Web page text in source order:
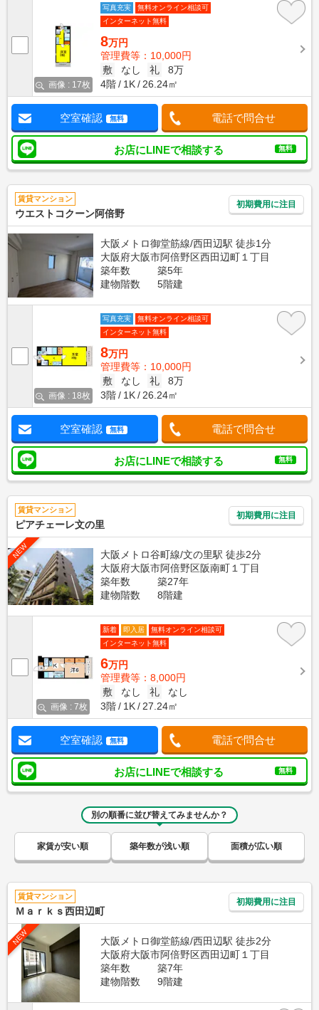
画像 : 17枚
写真充実
無料オンライン相談可
インターネット無料
8万円
管理費等：10,000円
敷
なし 礼
8万
4階
1K 26.24㎡
空室確認 無料 電話で問合せ
お店にLINEで相談する 無料
賃貸マンション
ウエストコクーン阿倍野
初期費用に注目
大阪メトロ御堂筋線/西田辺駅 徒歩1分
大阪府大阪市阿倍野区西田辺町１丁目
築年数
築5年
建物階数
5階建
画像 : 18枚
写真充実
無料オンライン相談可
インターネット無料
8万円
管理費等：10,000円
敷
なし 礼
8万
3階
1K 26.24㎡
空室確認 無料 電話で問合せ
お店にLINEで相談する 無料
賃貸マンション
ピアチェーレ文の里
初期費用に注目
NEW
大阪メトロ谷町線/文の里駅 徒歩2分
大阪府大阪市阿倍野区阪南町１丁目
築年数
築27年
建物階数
8階建
画像 : 7枚
新着 即入居
無料オンライン相談可
インターネット無料
6万円
管理費等：8,000円
敷
なし 礼
なし
3階
1K 27.24㎡
空室確認 無料 電話で問合せ
お店にLINEで相談する 無料
別の順番に並び替えてみませんか？
家賃が安い順 築年数が浅い順 面積が広い順
賃貸マンション
Ｍａｒｋｓ西田辺町
初期費用に注目
NEW
大阪メトロ御堂筋線/西田辺駅 徒歩2分
大阪府大阪市阿倍野区西田辺町１丁目
築年数
築7年
建物階数
9階建